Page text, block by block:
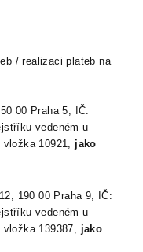
/ realizaci plateb na
00 Praha 5, IČ:
vedeném u
10921, jako
190 00 Praha 9, IČ:
vedeném u
139387, jako